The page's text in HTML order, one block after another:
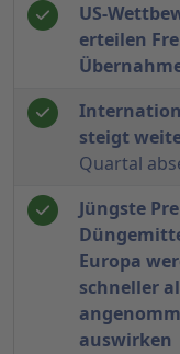
US-
erteilen
steigt
Quartal
Jüngste
Europa
schneller
auswirken